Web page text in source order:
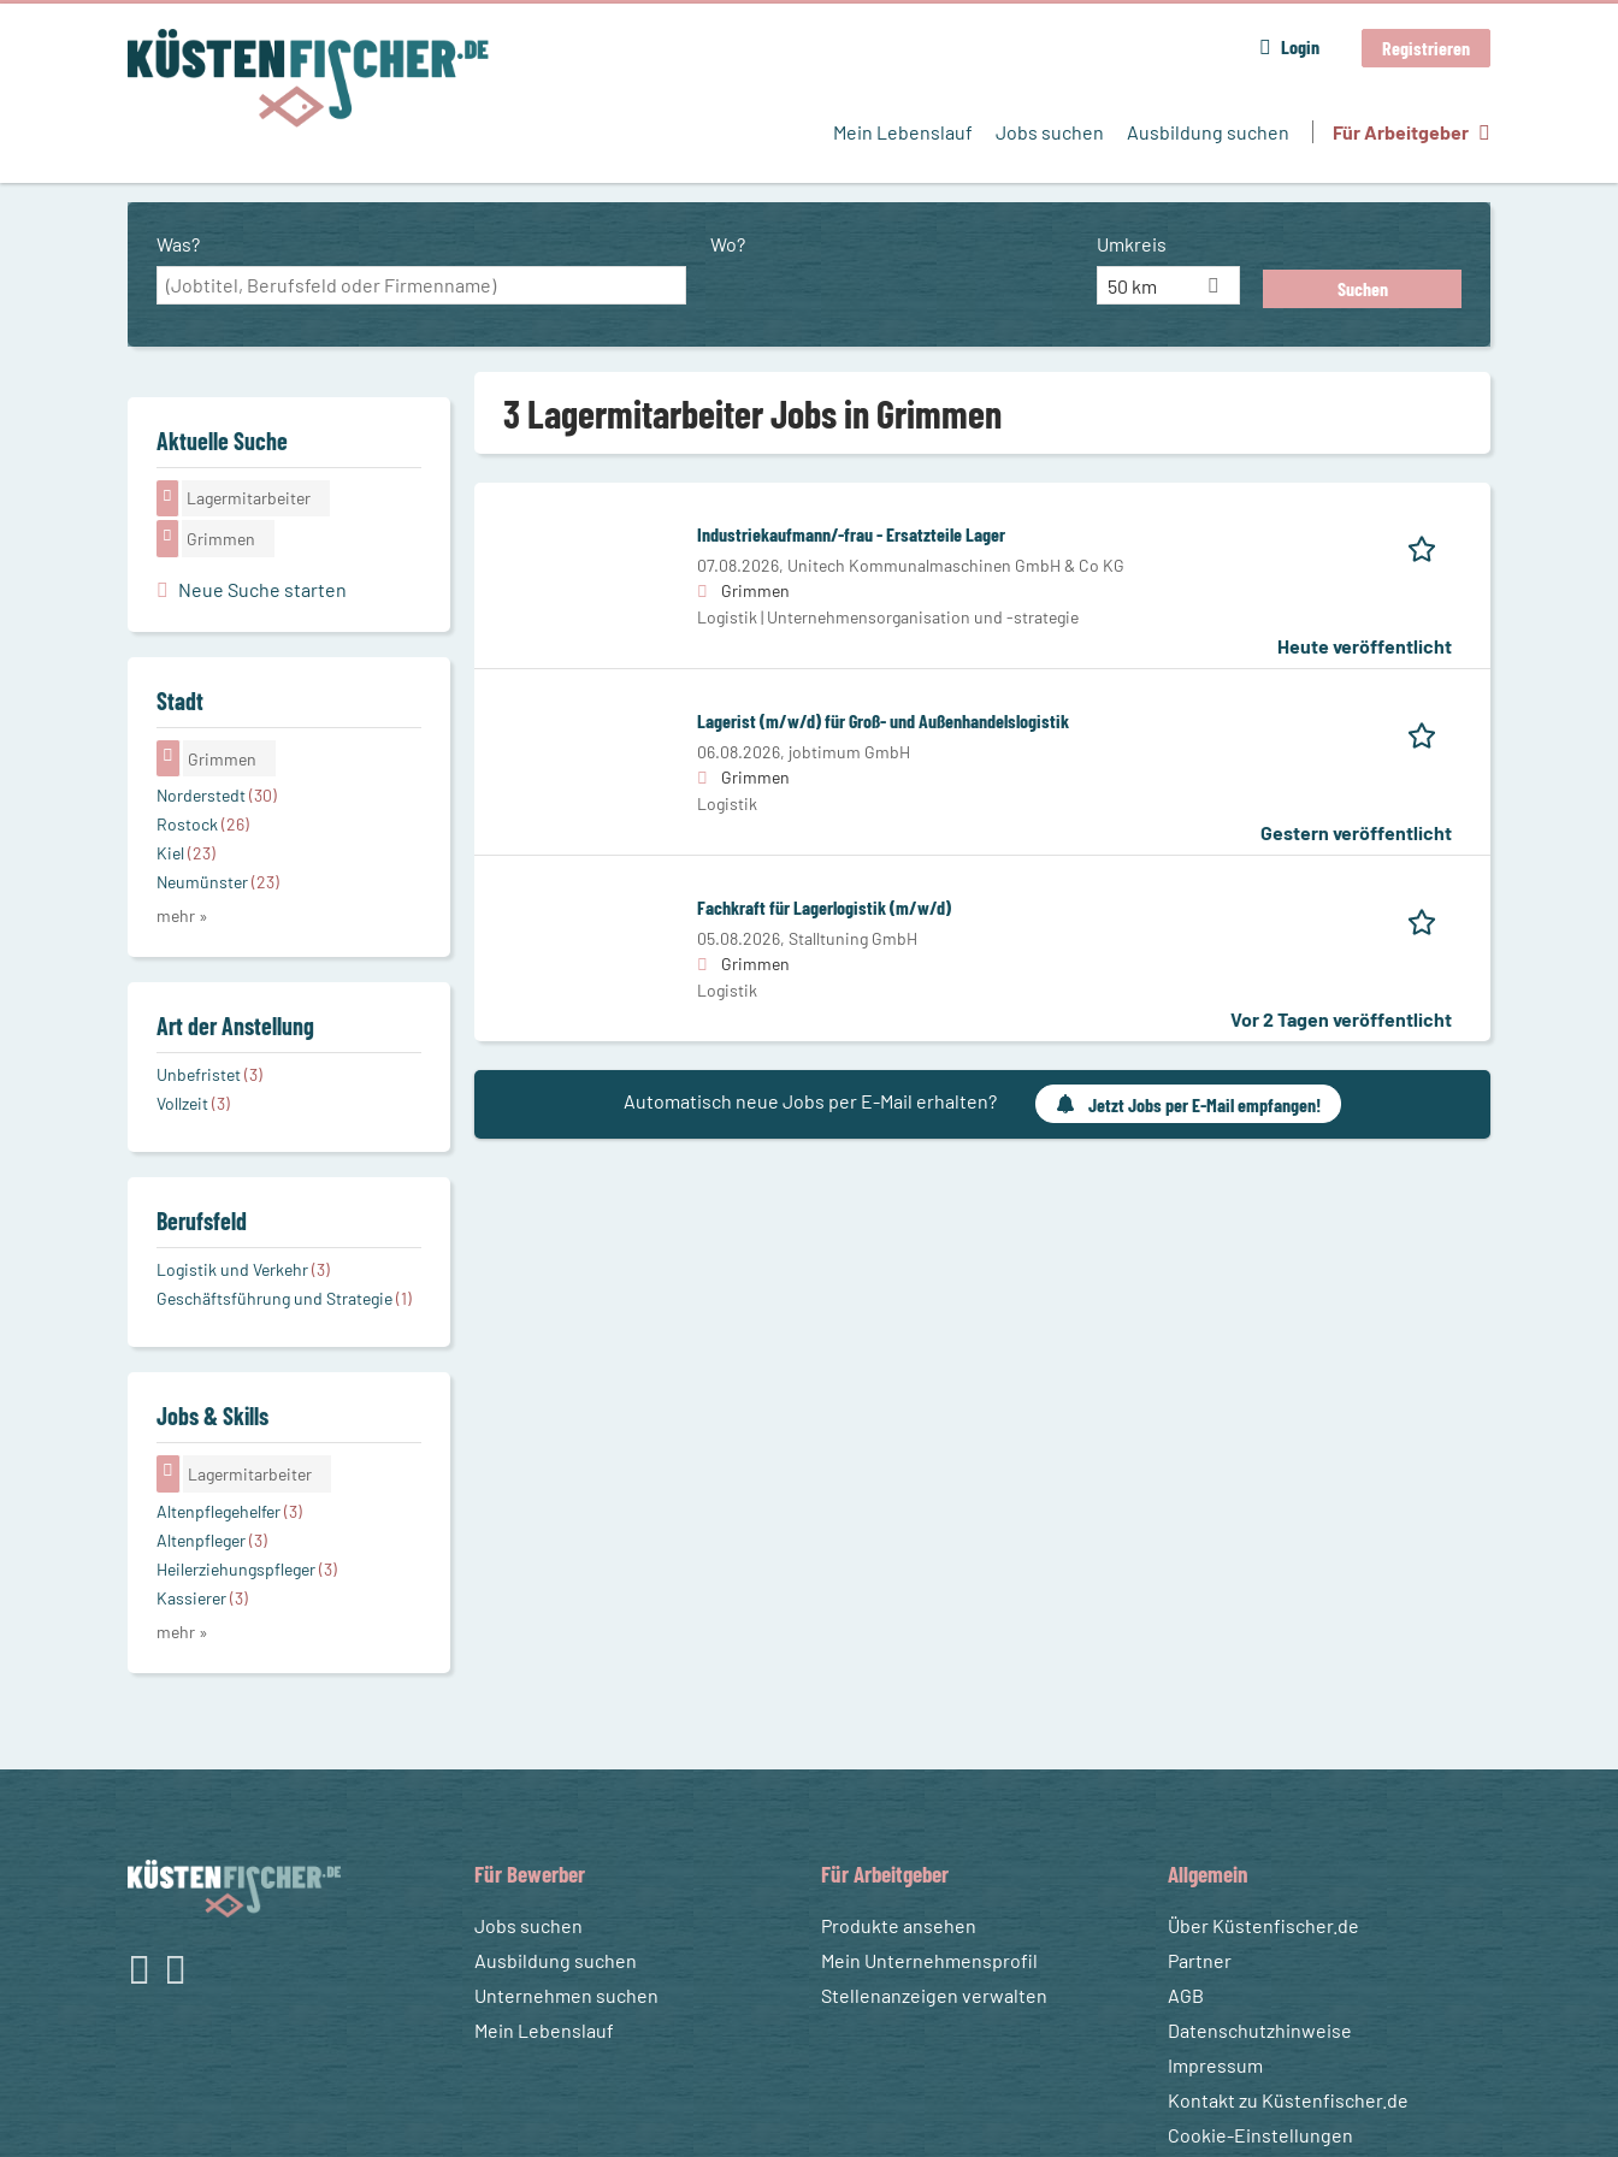
Login Registrieren
Mein Lebenslauf Jobs suchen Ausbildung suchen Für Arbeitgeber
Was? Wo?
Umkreis
50 km
3 Lagermitarbeiter Jobs in Grimmen
Industriekaufmann/-frau - Ersatzteile Lager
07.08.2026, Unitech Kommunalmaschinen GmbH & Co KG
Grimmen
Logistik | Unternehmensorganisation und -strategie
Heute veröffentlicht
Lagerist (m/w/d) für Groß- und Außenhandelslogistik
06.08.2026, jobtimum GmbH
Grimmen
Logistik
Gestern veröffentlicht
Fachkraft für Lagerlogistik (m/w/d)
05.08.2026, Stalltuning GmbH
Grimmen
Logistik
Vor 2 Tagen veröffentlicht
Automatisch neue Jobs per E-Mail erhalten? Jetzt Jobs per E-Mail empfangen!
Aktuelle Suche
Lagermitarbeiter
Grimmen
Neue Suche starten
Stadt
Grimmen
Norderstedt(30)
Rostock(26)
Kiel(23)
Neumünster(23)
mehr »
Art der Anstellung
Unbefristet(3)
Vollzeit(3)
Berufsfeld
Logistik und Verkehr(3)
Geschäftsführung und Strategie(1)
Jobs & Skills
Lagermitarbeiter
Altenpflegehelfer(3)
Altenpfleger(3)
Heilerziehungspfleger(3)
Kassierer(3)
mehr »
Für Bewerber
Jobs suchen
Ausbildung suchen
Unternehmen suchen
Mein Lebenslauf
Für Arbeitgeber
Produkte ansehen
Mein Unternehmensprofil
Stellenanzeigen verwalten
Allgemein
Über Küstenfischer.de
Partner
AGB
Datenschutzhinweise
Impressum
Kontakt zu Küstenfischer.de
Cookie-Einstellungen